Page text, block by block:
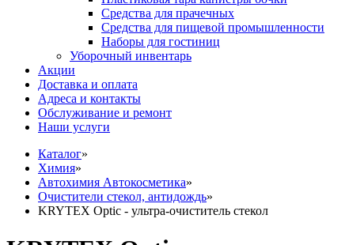
Средства для прачечных
Средства для пищевой промышленности
Наборы для гостиниц
Уборочный инвентарь
Акции
Доставка и оплата
Адреса и контакты
Обслуживание и ремонт
Наши услуги
Каталог»
Химия»
Автохимия Автокосметика»
Очистители стекол, антидождь»
KRYTEX Optic - ультра-очиститель стекол